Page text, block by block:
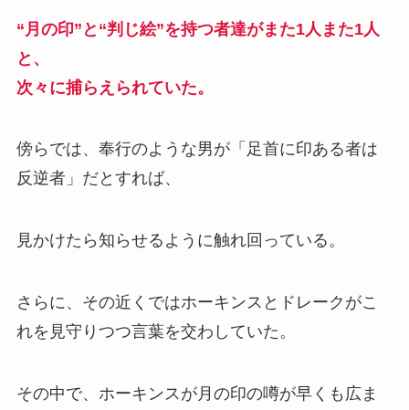
“月の印”と“判じ絵”を持つ者達がまた1人また1人
と、
次々に捕らえられていた。
傍らでは、奉行のような男が「足首に印ある者は
反逆者」だとすれば、
見かけたら知らせるように触れ回っている。
さらに、その近くではホーキンスとドレークがこ
れを見守りつつ言葉を交わしていた。
その中で、ホーキンスが月の印の噂が早くも広ま